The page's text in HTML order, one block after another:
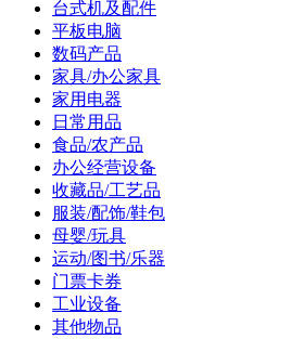
台式机及配件
平板电脑
数码产品
家具/办公家具
家用电器
日常用品
食品/农产品
办公经营设备
收藏品/工艺品
服装/配饰/鞋包
母婴/玩具
运动/图书/乐器
门票卡券
工业设备
其他物品